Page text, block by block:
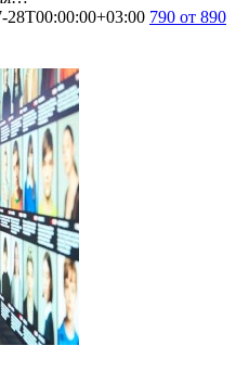
28T00:00:00+03:00 790 от 890